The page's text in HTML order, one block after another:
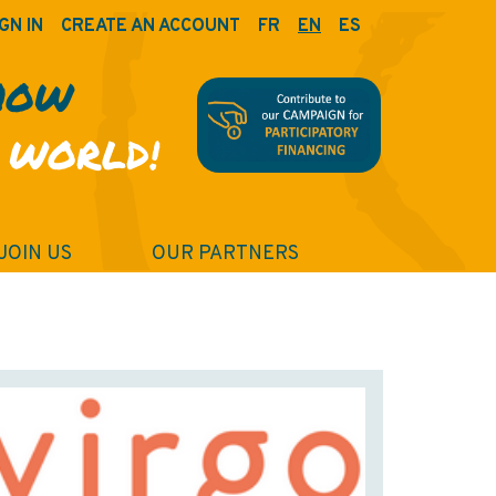
IN CREATE AN ACCOUNT FR EN ES
US OUR PARTNERS